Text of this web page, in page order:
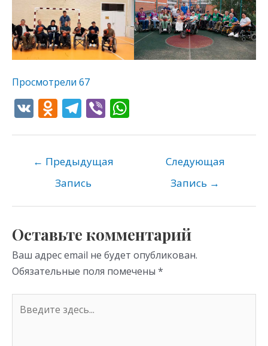
Просмотрели 67
V O
o
kl
as
ni
ki
T
gr
a
m
Vi
p
← Предыдущая
Запись
Следующая
Запись →
Оставьте комментарий
Ваш адрес email не будет опубликован.
Обязательные поля помечены *
здесь...